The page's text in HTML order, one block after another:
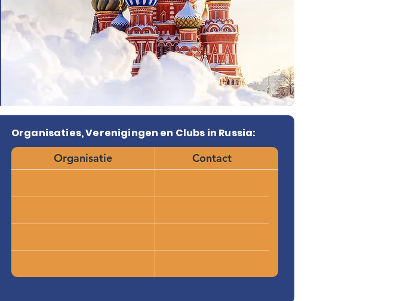
Organisaties, Verenigingen en Clubs in Russia:
Organisatie
Contact